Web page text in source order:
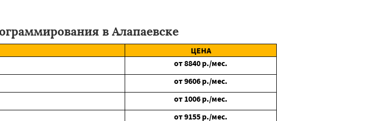
в Алапаевске
ЦЕНА
от8840 р./мес.
от9606 р./мес.
от 1006 р./мес.
от9155 р./мес.